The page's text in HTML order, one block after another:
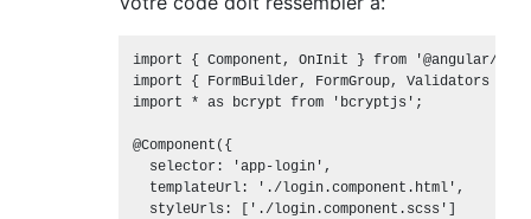
import { Component, OnInit } from '@angular/
import { FormBuilder, FormGroup, Validators }
import * as bcrypt from 'bcryptjs';
@Component({
  selector: 'app-login',
  templateUrl: './login.component.html',
  styleUrls: ['./login.component.scss']